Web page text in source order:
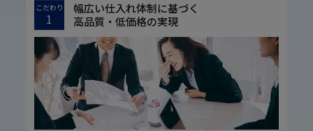
こだわり
1
幅広い仕入れ体制に基づく
高品質・低価格の実現